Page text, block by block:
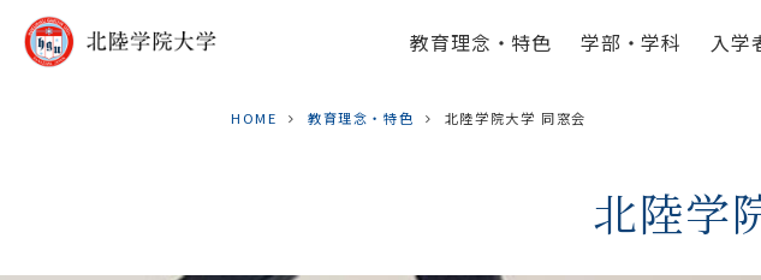
教育理念・特色 学部・学科 入学
HOME 教育理念・特色 北陸学院大学 同窓会
北陸学